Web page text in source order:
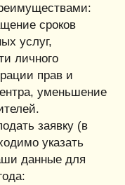
сроков
услуг,
личного
прав и
уменьшение
заявку (в
указать
данные для